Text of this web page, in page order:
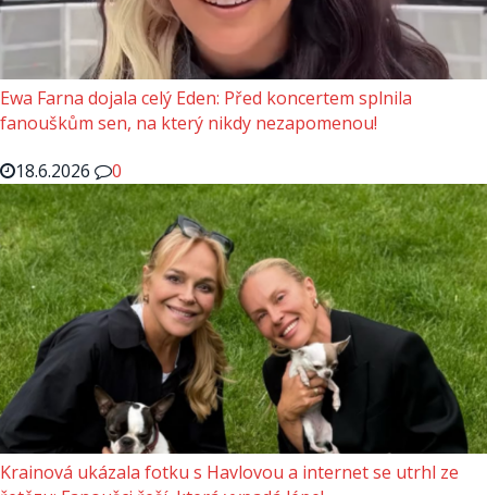
Ewa Farna dojala celý Eden: Před koncertem splnila
fanouškům sen, na který nikdy nezapomenou!
18.6.2026
0
Krainová ukázala fotku s Havlovou a internet se utrhl ze